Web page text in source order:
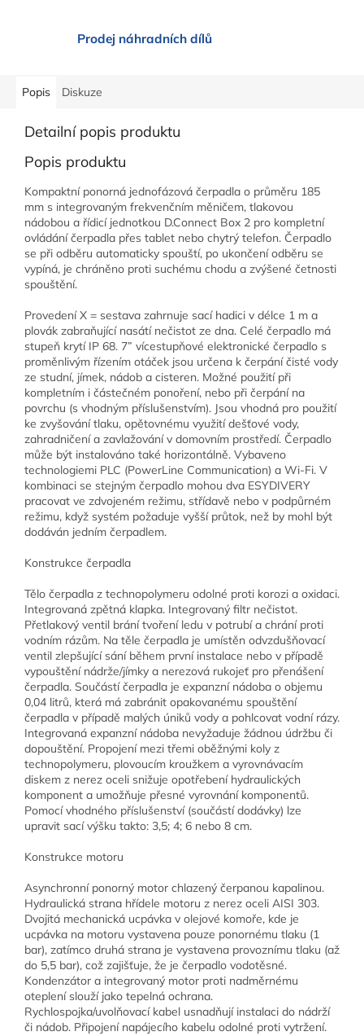
Prodej náhradních dílů
Popis Diskuze
Detailní popis produktu
Popis produktu
Kompaktní ponorná jednofázová čerpadla o průměru 185
mm s integrovaným frekvenčním měničem, tlakovou
nádobou a řídicí jednotkou D.Connect Box 2 pro kompletní
ovládání čerpadla přes tablet nebo chytrý telefon. Čerpadlo
se při odběru automaticky spouští, po ukončení odběru se
vypíná, je chráněno proti suchému chodu a zvýšené četnosti
spouštění.
Provedení X = sestava zahrnuje sací hadici v délce 1 m a
plovák zabraňující nasátí nečistot ze dna. Celé čerpadlo má
stupeň krytí IP 68. 7” vícestupňové elektronické čerpadlo s
proměnlivým řízením otáček jsou určena k čerpání čisté vody
ze studní, jímek, nádob a cisteren. Možné použití při
kompletním i částečném ponoření, nebo při čerpání na
povrchu (s vhodným příslušenstvím). Jsou vhodná pro použití
ke zvyšování tlaku, opětovnému využití dešťové vody,
zahradničení a zavlažování v domovním prostředí. Čerpadlo
může být instalováno také horizontálně. Vybaveno
technologiemi PLC (PowerLine Communication) a Wi-Fi. V
kombinaci se stejným čerpadlo mohou dva ESYDIVERY
pracovat ve zdvojeném režimu, střídavě nebo v podpůrném
režimu, když systém požaduje vyšší průtok, než by mohl být
dodáván jedním čerpadlem.
Konstrukce čerpadla
Tělo čerpadla z technopolymeru odolné proti korozi a oxidaci.
Integrovaná zpětná klapka. Integrovaný filtr nečistot.
Přetlakový ventil brání tvoření ledu v potrubí a chrání proti
vodním rázům. Na těle čerpadla je umístěn odvzdušňovací
ventil zlepšující sání během první instalace nebo v případě
vypouštění nádrže/jímky a nerezová rukojeť pro přenášení
čerpadla. Součástí čerpadla je expanzní nádoba o objemu
0,04 litrů, která má zabránit opakovanému spouštění
čerpadla v případě malých úniků vody a pohlcovat vodní rázy.
Integrovaná expanzní nádoba nevyžaduje žádnou údržbu či
dopouštění. Propojení mezi třemi oběžnými koly z
technopolymeru, plovoucím kroužkem a vyrovnávacím
diskem z nerez oceli snižuje opotřebení hydraulických
komponent a umožňuje přesné vyrovnání komponentů.
Pomocí vhodného příslušenství (součástí dodávky) lze
upravit sací výšku takto: 3,5; 4; 6 nebo 8 cm.
Konstrukce motoru
Asynchronní ponorný motor chlazený čerpanou kapalinou.
Hydraulická strana hřídele motoru z nerez oceli AISI 303.
Dvojitá mechanická ucpávka v olejové komoře, kde je
ucpávka na motoru vystavena pouze ponornému tlaku (1
bar), zatímco druhá strana je vystavena provoznímu tlaku (až
do 5,5 bar), což zajišťuje, že je čerpadlo vodotěsné.
Kondenzátor a integrovaný motor proti nadměrnému
oteplení slouží jako tepelná ochrana.
Rychlospojka/uvolňovací kabel usnadňují instalaci do nádrží
či nádob. Připojení napájecího kabelu odolné proti vytržení.